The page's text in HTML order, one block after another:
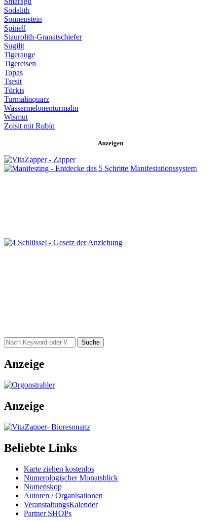
Sodalith
Sonnenstein
Spinell
Staurolith-Granatschiefer
Sugilit
Tigerauge
Tigereisen
Topas
Tsesit
Türkis
Turmalinquarz
Wassermelonenturmalin
Wismut
Zoisit mit Rubin
Anzeigen
Suche
Anzeige
Anzeige
Beliebte Links
Karte ziehen kostenlos
Numerologischer Monatsblick
Nomenskop
Autoren / Organisationen
VeranstaltungsKalender
Partner SHOPs